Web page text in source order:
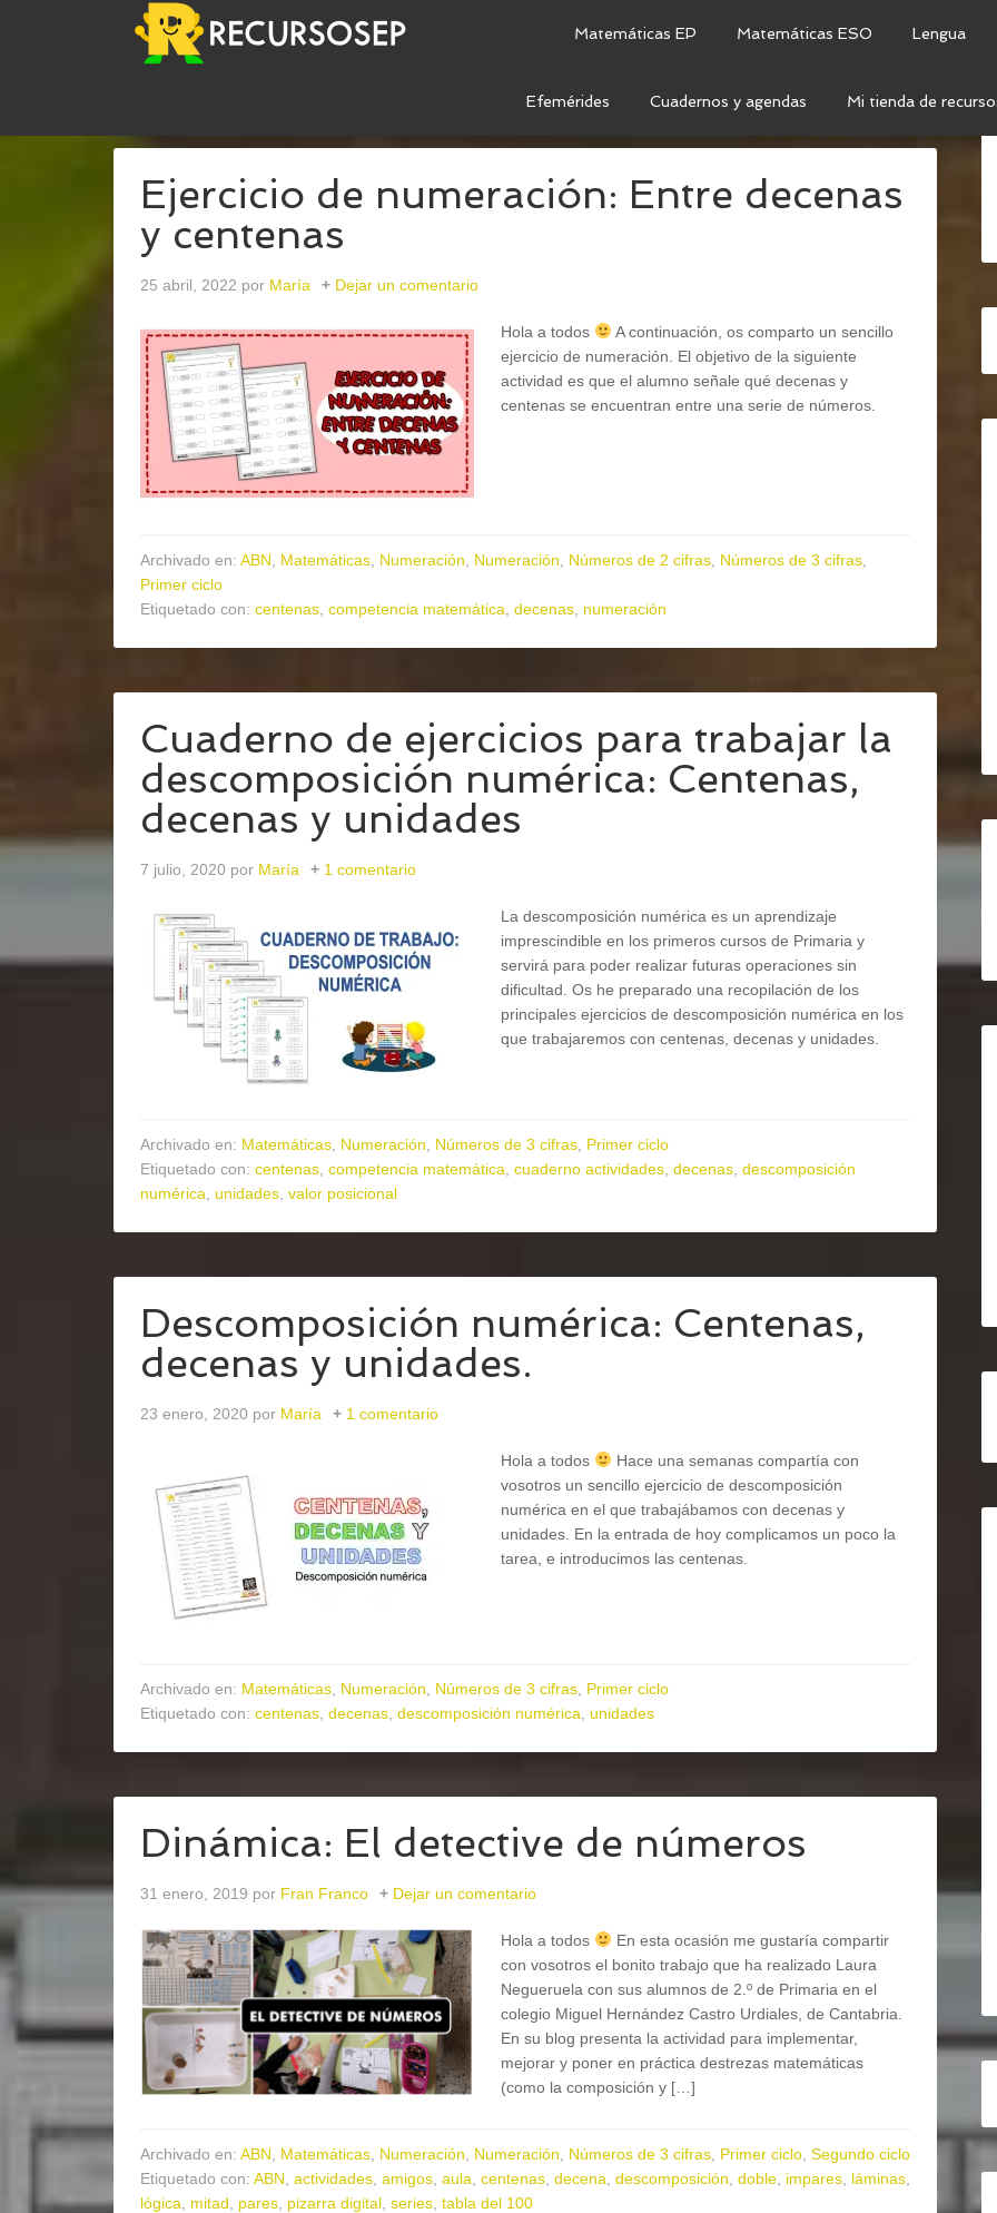
Matemáticas EP Matemáticas ESO Lengua
Efemérides Cuadernos y agendas Mi tienda de
Ejercicio de numeración: Entre decenas
y centenas
25 abril, 2022 por María Dejar un comentario
Hola a todos
A continuación, os comparto un sencillo
ejercicio de numeración. El objetivo de la siguiente
actividad es que el alumno señale qué decenas y
centenas se encuentran entre una serie de números.
Archivado en: ABN Matemáticas Numeración Numeración Números de 2 cifras Números de 3 cifras
Primer ciclo
Etiquetado con: centenas competencia matemática decenas numeración
Cuaderno de ejercicios para trabajar la
descomposición numérica: Centenas,
decenas y unidades
7 julio, 2020 por María 1 comentario
La descomposición numérica es un aprendizaje
imprescindible en los primeros cursos de Primaria y
servirá para poder realizar futuras operaciones sin
dificultad. Os he preparado una recopilación de los
principales ejercicios de descomposición numérica en los
que trabajaremos con centenas, decenas y unidades.
Archivado en: Matemáticas Numeración Números de 3 cifras Primer ciclo
Etiquetado con: centenas competencia matemática cuaderno actividades decenas descomposición
numérica unidades valor posicional
Descomposición numérica: Centenas,
decenas y unidades.
23 enero, 2020 por María 1 comentario
Hola a todos
Hace una semanas compartía con
vosotros un sencillo ejercicio de descomposición
numérica en el que trabajábamos con decenas y
unidades. En la entrada de hoy complicamos un poco la
tarea, e introducimos las centenas.
Archivado en: Matemáticas Numeración Números de 3 cifras Primer ciclo
Etiquetado con: centenas decenas descomposición numérica unidades
Dinámica: El detective de números
31 enero, 2019 por Fran Franco Dejar un comentario
Hola a todos
En esta ocasión me gustaría compartir
con vosotros el bonito trabajo que ha realizado Laura
Negueruela con sus alumnos de 2.º de Primaria en el
colegio Miguel Hernández Castro Urdiales, de Cantabria.
En su blog presenta la actividad para implementar,
mejorar y poner en práctica destrezas matemáticas
(como la composición y […]
Archivado en: ABN Matemáticas Numeración Numeración Números de 3 cifras Primer ciclo Segundo ciclo
Etiquetado con: ABN actividades amigos aula centenas decena descomposición doble impares láminas
lógica
mitad pares pizarra digital series tabla del 100